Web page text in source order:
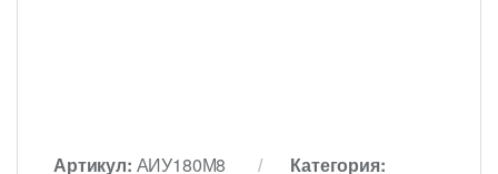
Артикул: АИУ180М8
Категория: